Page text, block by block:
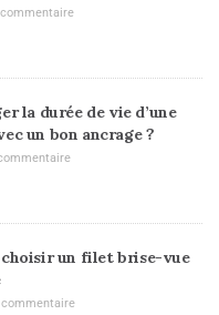
la durée de vie d’une
un bon ancrage ?
un filet brise-vue